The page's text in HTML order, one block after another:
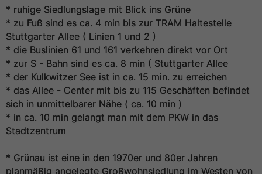
* ruhige Siedlungslage mit Blick ins Grüne
* zu Fuß sind es ca. 4 min bis zur TRAM Haltestelle
Stuttgarter Allee ( Linien 1 und 2 )
* die Buslinien 61 und 161 verkehren direkt vor Ort
* zur S - Bahn sind es ca. 8 min ( Stuttgarter Allee
* der Kulkwitzer See ist in ca. 15 min. zu erreichen
* das Allee - Center mit bis zu 115 Geschäften befindet
sich in unmittelbarer Nähe ( ca. 10 min )
* in ca. 10 min gelangt man mit dem PKW in das
Stadtzentrum
* Grünau ist eine in den 1970er und 80er Jahren
planmäßig angelegte Großwohnsiedlung im Westen von